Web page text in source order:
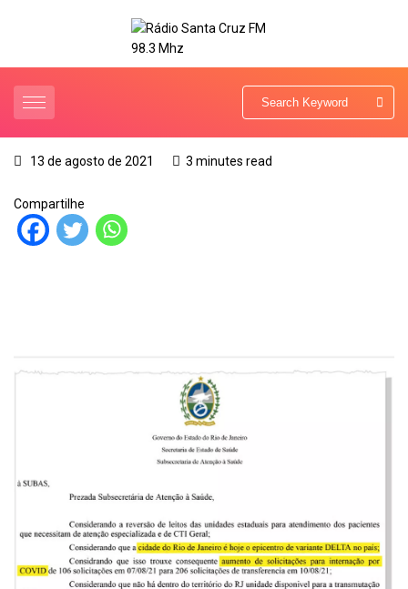
13 de agosto de 2021 3 minutes read
Compartilhe